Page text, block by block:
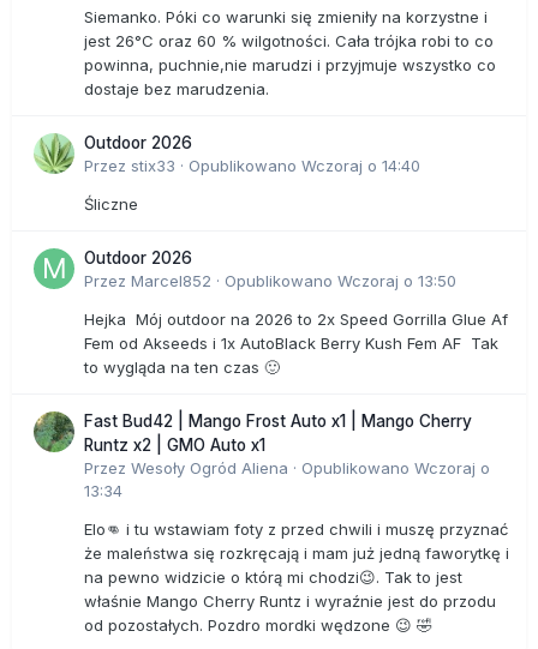
Siemanko. Póki co warunki się zmieniły na korzystne i
jest 26°C oraz 60 % wilgotności. Cała trójka robi to co
powinna, puchnie,nie marudzi i przyjmuje wszystko co
dostaje bez marudzenia.
Outdoor 2026
Przez stix33 · Opublikowano Wczoraj o 14:40
Śliczne
Outdoor 2026
Przez Marcel852 · Opublikowano Wczoraj o 13:50
Hejka Mój outdoor na 2026 to 2x Speed Gorrilla Glue Af
Fem od Akseeds i 1x AutoBlack Berry Kush Fem AF Tak
to wygląda na ten czas 🙂
Fast Bud42 | Mango Frost Auto x1 | Mango Cherry
Runtz x2 | GMO Auto x1
Przez Wesoły Ogród Aliena · Opublikowano Wczoraj o
13:34
Elo👊 i tu wstawiam foty z przed chwili i muszę przyznać
że maleństwa się rozkręcają i mam już jedną faworytkę i
na pewno widzicie o którą mi chodzi😉. Tak to jest
właśnie Mango Cherry Runtz i wyraźnie jest do przodu
od pozostałych. Pozdro mordki wędzone 😉 🤣